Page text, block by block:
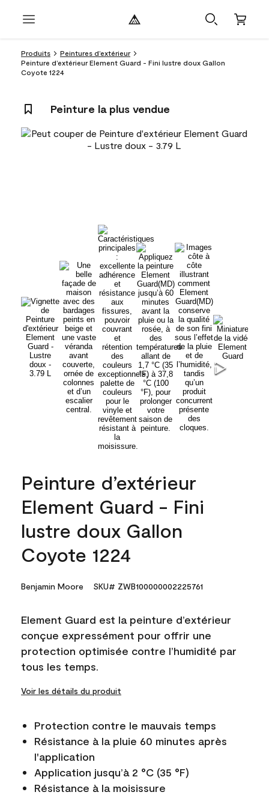
Produits
Peintures d’extérieur
Peinture d’extérieur Element Guard - Fini lustre doux Gallon
Coyote 1224
Peinture la plus vendue
Peinture d’extérieur
Element Guard - Fini
lustre doux Gallon
Coyote 1224
Benjamin Moore SKU# ZWB100000002225761
Element Guard est la peinture d’extérieur
conçue expressément pour offrir une
protection optimisée contre l’humidité par
tous les temps.
Voir les détails du produit
Protection contre le mauvais temps
Résistance à la pluie 60 minutes après
l'application
Application jusqu’à 2 °C (35 °F)
Résistance à la moisissure